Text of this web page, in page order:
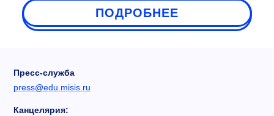
ПОДРОБНЕЕ
Пресс-служба
press@edu.misis.ru
Канцелярия: